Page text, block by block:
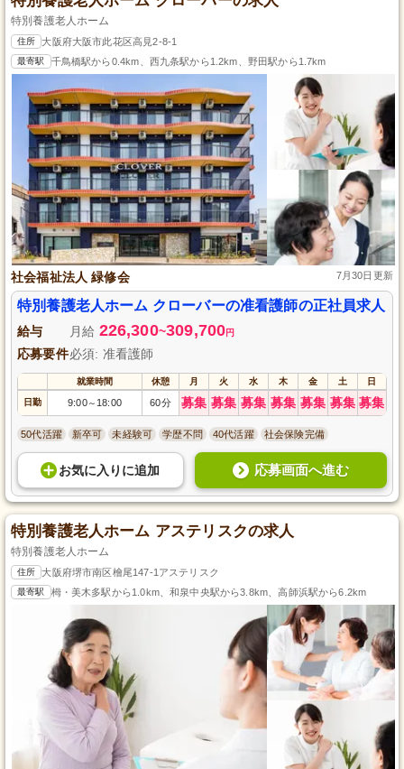
特別養護老人ホーム
住所 大阪府大阪市此花区高見2-8-1
最寄駅 千鳥橋駅から0.4km、西九条駅から1.2km、野田駅から1.7km
社会福祉法人 緑修会 7月30日更新
特別養護老人ホーム クローバーの准看護師の正社員求人
給与 月給 226,300~309,700円
応募要件必須: 准看護師
就業時間 休憩 月 火 水 木 金 土 日
日勤 9:00～ 18:00 60分 募集 募集 募集 募集 募集 募集 募集
50代活躍 新卒可 未経験可 学歴不問 40代活躍 社会保険完備
お気に入り に追加 応募画面へ進む
特別養護老人ホーム アステリスクの求人
特別養護老人ホーム
住所 大阪府堺市南区檜尾147-1アステリスク
最寄駅 栂・美木多駅から1.0km、和泉中央駅から3.8km、高師浜駅から6.2km